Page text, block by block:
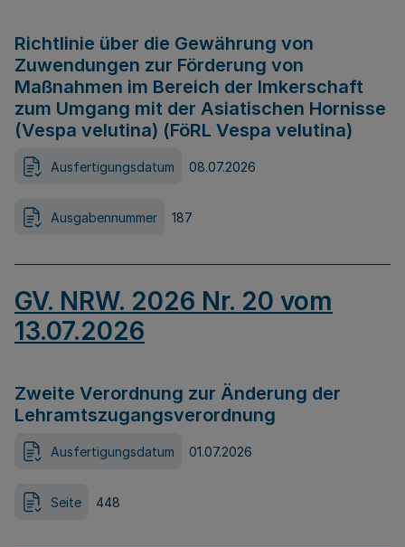
Richtlinie über die Gewährung von
Zuwendungen zur Förderung von
Maßnahmen im Bereich der Imkerschaft
zum Umgang mit der Asiatischen Hornisse
(Vespa velutina) (FöRL Vespa velutina)
Ausfertigungsdatum 08.07.2026
Ausgabennummer 187
GV. NRW. 2026 Nr. 20 vom
13.07.2026
Zweite Verordnung zur Änderung der
Lehramtszugangsverordnung
Ausfertigungsdatum 01.07.2026
Seite 448